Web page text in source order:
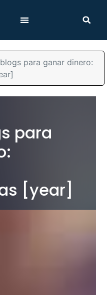
para ganar dinero:
para
[year]